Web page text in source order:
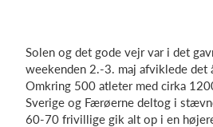
Log på
Solen og det gode vejr var i det
weekenden 2.-3. maj afviklede det
Omkring 500 atleter med cirka
Sverige og Færøerne deltog i
60-70 frivillige gik alt op i en